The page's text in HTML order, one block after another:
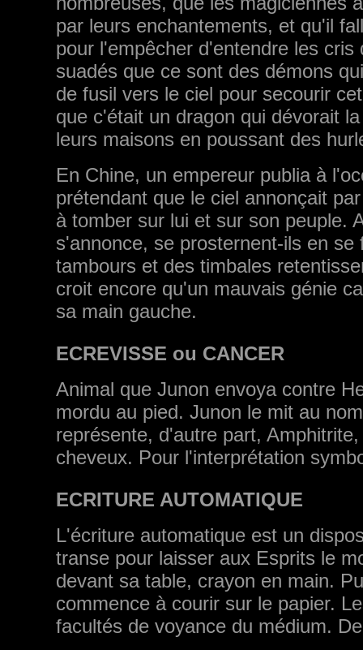
par leurs enchantements, et qu'il
pour l'empêcher d'entendre les
suadés que ce sont des démons
de fusil vers le ciel pour secourir
que c'était un dragon qui dévorait
leurs maisons en poussant des
En Chine, un empereur publia à
prétendant que le ciel annonçait
à tomber sur lui et sur son peuple.
s'annonce, se prosternent-ils en
tambours et des timbales
croit encore qu'un mauvais génie
sa main gauche.
ECREVISSE ou CANCER
Animal que Junon envoya contre
mordu au pied. Junon le mit au
représente, d'autre part,
cheveux. Pour l'interprétation
ECRITURE AUTOMATIQUE
L'écriture automatique est un
transe pour laisser aux Esprits le
devant sa table, crayon en main.
commence à courir sur le papier.
facultés de voyance du médium.